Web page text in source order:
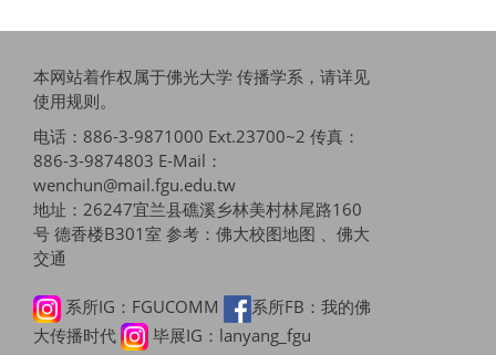
本网站着作权属于佛光大学 传播学系，请详见
使用规则。
电话：886-3-9871000 Ext.23700~2 传真：
886-3-9874803 E-Mail：
wenchun@mail.fgu.edu.tw
地址：26247宜兰县礁溪乡林美村林尾路160
号 德香楼B301室 参考： 佛大校图地图 、佛大
交通
系所IG：FGUCOMM
系所FB：我的佛
大传播时代
毕展IG：lanyang_fgu